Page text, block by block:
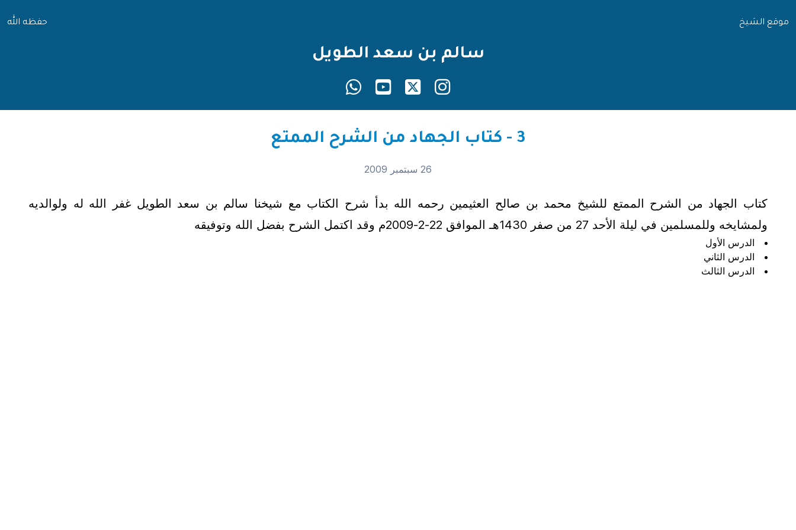
موقع الشيخ حفظه الله
سالم بن سعد الطويل
3 - كتاب الجهاد من الشرح الممتع
26 سبتمبر 2009
كتاب الجهاد من الشرح الممتع للشيخ محمد بن صالح العثيمين رحمه الله بدأ شرح الكتاب مع شيخنا سالم بن سعد الطويل غفر الله له ولوالديه
ولمشايخه وللمسلمين في ليلة الأحد 27 من صفر 1430هـ الموافق 22-2-2009م وقد اكتمل الشرح بفضل الله وتوفيقه
الدرس الأول
الدرس الثاني
الدرس الثالث